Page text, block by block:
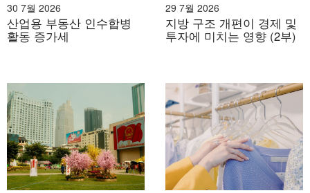
30 7월 2026
산업용 부동산 인수합병
활동 증가세
29 7월 2026
지방 구조 개편이 경제 및
투자에 미치는 영향 (2부)